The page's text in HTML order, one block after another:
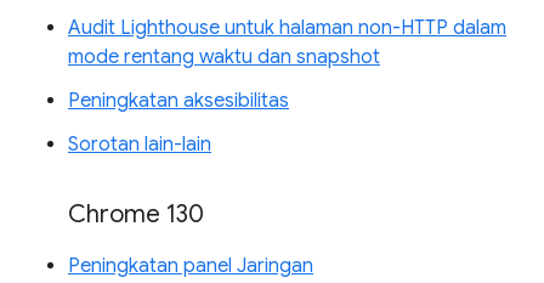
Audit Lighthouse untuk halaman non-HTTP dalam
mode rentang waktu dan snapshot
Peningkatan aksesibilitas
Sorotan lain-lain
Chrome 130
Peningkatan panel Jaringan